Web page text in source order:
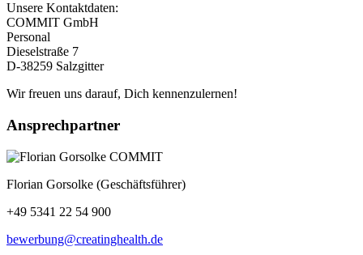
Unsere Kontaktdaten:
COMMIT GmbH
Personal
Dieselstraße 7
D-38259 Salzgitter
Wir freuen uns darauf, Dich kennenzulernen!
Ansprechpartner
Florian Gorsolke (Geschäftsführer)
+49 5341 22 54 900
bewerbung@creatinghealth.de